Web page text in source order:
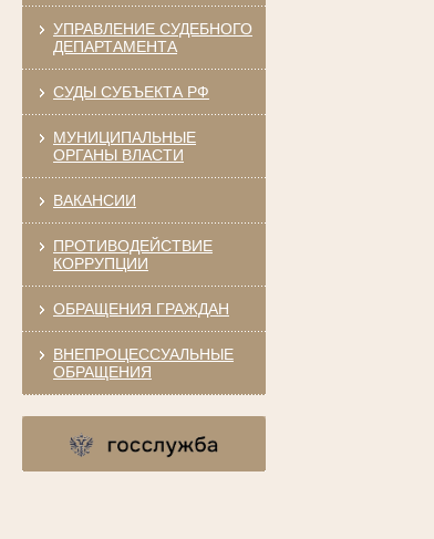
УПРАВЛЕНИЕ СУДЕБНОГО
ДЕПАРТАМЕНТА
СУДЫ СУБЪЕКТА РФ
МУНИЦИПАЛЬНЫЕ
ОРГАНЫ ВЛАСТИ
ВАКАНСИИ
ПРОТИВОДЕЙСТВИЕ
КОРРУПЦИИ
ОБРАЩЕНИЯ ГРАЖДАН
ВНЕПРОЦЕССУАЛЬНЫЕ
ОБРАЩЕНИЯ